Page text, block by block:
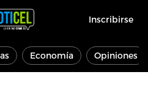
Inscribirse
Economía Opiniones